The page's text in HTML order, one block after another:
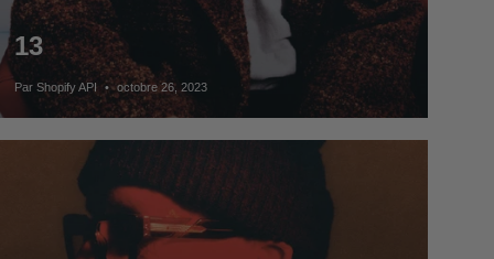
13
Par Shopify API octobre 26, 2023